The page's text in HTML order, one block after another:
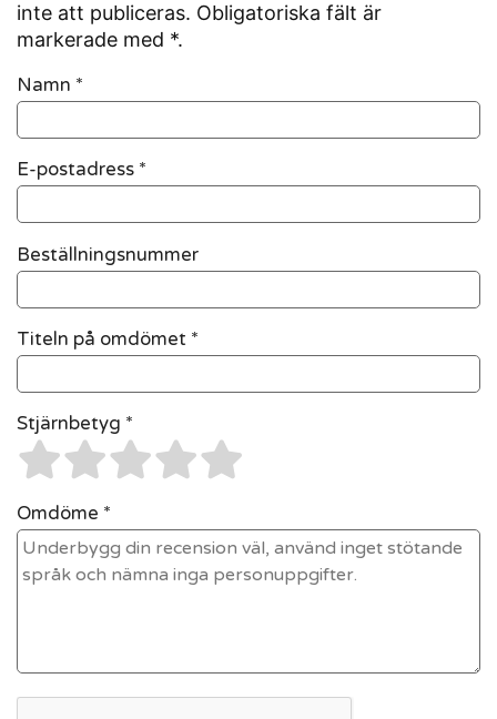
inte att publiceras. Obligatoriska fält är
markerade med *.
Namn *
E-postadress *
Beställningsnummer
Titeln på omdömet *
Stjärnbetyg *
Omdöme *